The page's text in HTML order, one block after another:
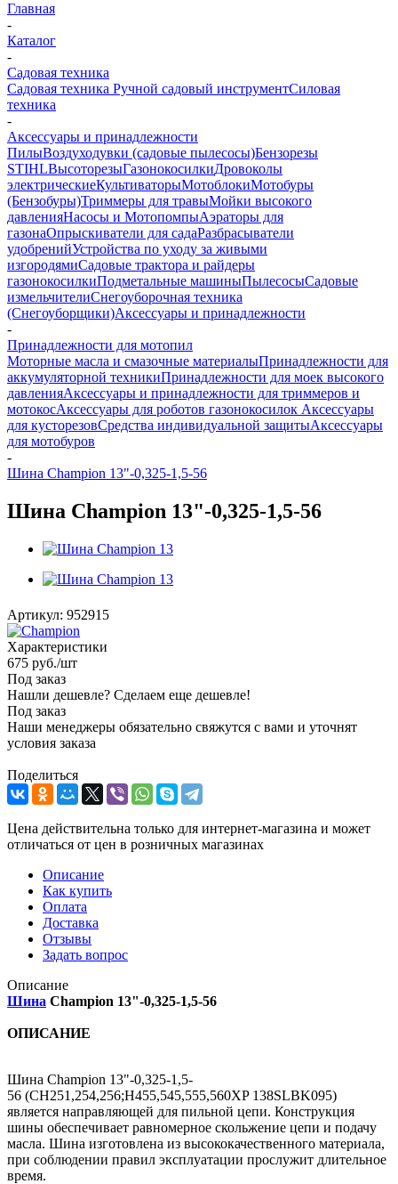
Главная
-
Каталог
-
Садовая техника
Садовая техника Ручной садовый инструментСиловая
техника
-
Аксессуары и принадлежности
ПилыВоздуходувки (садовые пылесосы)Бензорезы
STIHLВысоторезыГазонокосилкиДровоколы
электрическиеКультиваторыМотоблокиМотобуры
(Бензобуры)Триммеры для травыМойки высокого
давленияНасосы и МотопомпыАэраторы для
газонаОпрыскиватели для садаРазбрасыватели
удобренийУстройства по уходу за живыми
изгородямиСадовые трактора и райдеры
газонокосилкиПодметальные машиныПылесосыСадовые
измельчителиСнегоуборочная техника
(Снегоуборщики)Аксессуары и принадлежности
-
Принадлежности для мотопил
Моторные масла и смазочные материалыПринадлежности для
аккумуляторной техникиПринадлежности для моек высокого
давленияАксессуары и принадлежности для триммеров и
мотокосАксессуары для роботов газонокосилок Аксессуары
для кусторезовСредства индивидуальной защитыАксессуары
для мотобуров
-
Шина Champion 13"-0,325-1,5-56
Шина Champion 13"-0,325-1,5-56
Артикул: 952915
Характеристики
675 руб./шт
Под заказ
Нашли дешевле? Сделаем еще дешевле!
Под заказ
Наши менеджеры обязательно свяжутся с вами и уточнят
условия заказа
Поделиться
Цена действительна только для интернет-магазина и может
отличаться от цен в розничных магазинах
Описание
Как купить
Оплата
Доставка
Отзывы
Задать вопрос
Описание
Шина Champion 13"-0,325-1,5-56
ОПИСАНИЕ
Шина Champion 13"-0,325-1,5-
56 (CH251,254,256;H455,545,555,560XP 138SLBK095)
является направляющей для пильной цепи. Конструкция
шины обеспечивает равномерное скольжение цепи и подачу
масла. Шина изготовлена из высококачественного материала,
при соблюдении правил эксплуатации прослужит длительное
время.